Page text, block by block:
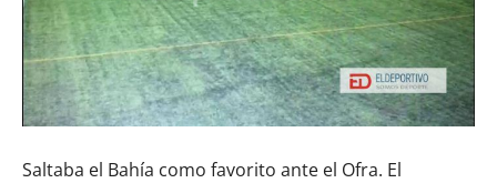
Saltaba el Bahía como favorito ante el Ofra. El